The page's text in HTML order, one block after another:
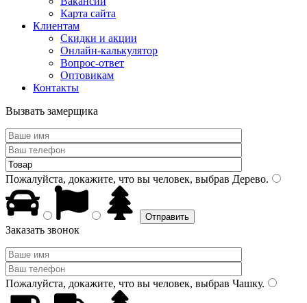
Карта сайта
Клиентам
Скидки и акции
Онлайн-калькулятор
Вопрос-ответ
Оптовикам
Контакты
Вызвать замерщика
Пожалуйста, докажите, что вы человек, выбрав Дерево.
Заказать звонок
Пожалуйста, докажите, что вы человек, выбрав Чашку.